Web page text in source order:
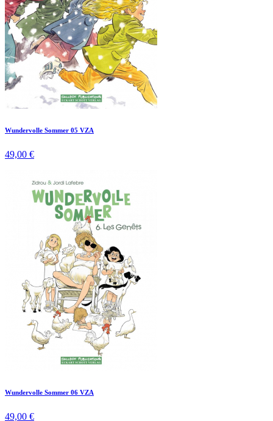
Wundervolle Sommer 05 VZA
49,00 €
Wundervolle Sommer 06 VZA
49,00 €